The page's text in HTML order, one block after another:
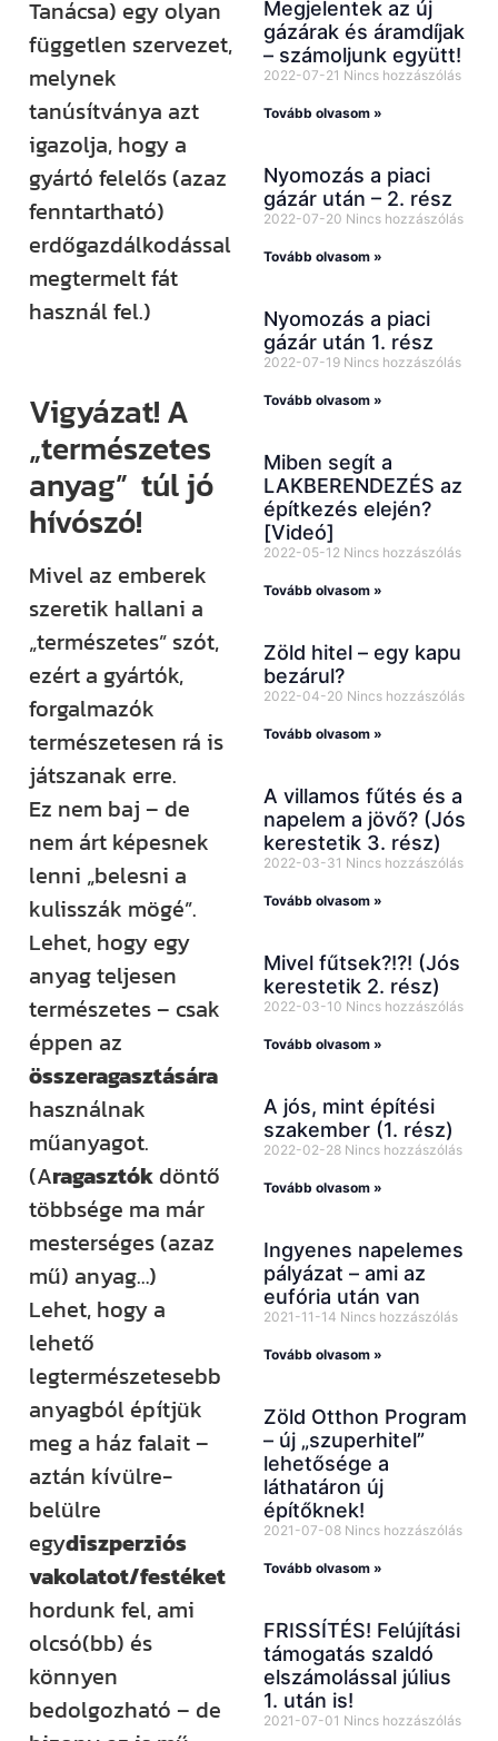
Tanácsa) egy olyan
független szervezet,
melynek
tanúsítványa azt
igazolja, hogy a
gyártó felelős (azaz
fenntartható)
erdőgazdálkodással
megtermelt fát
használ fel.)
Vigyázat! A
„természetes
anyag” túl jó
hívószó!
Mivel az emberek
szeretik hallani a
„természetes” szót,
ezért a gyártók,
forgalmazók
természetesen rá is
játszanak erre.
Ez nem baj – de
nem árt képesnek
lenni „belesni a
kulisszák mögé”.
Lehet, hogy egy
anyag teljesen
természetes – csak
éppen az
összeragasztására
használnak
műanyagot.
(Aragasztókdöntő
többsége ma már
mesterséges (azaz
mű) anyag…)
Lehet, hogy a
lehető
legtermészetesebb
anyagból építjük
meg a ház falait –
aztán kívülre-
belülre
egydiszperziós
vakolatot/festéket
hordunk fel, ami
olcsó(bb) és
könnyen
bedolgozható – de
Megjelentek az új
gázárak és áramdíjak
– számoljunk együtt!
2022-07-21 Nincs hozzászólás
Tovább olvasom »
Nyomozás a piaci
gázár után – 2. rész
2022-07-20 Nincs hozzászólás
Tovább olvasom »
Nyomozás a piaci
gázár után 1. rész
2022-07-19 Nincs hozzászólás
Tovább olvasom »
Miben segít a
LAKBERENDEZÉS az
építkezés elején?
[Videó]
2022-05-12 Nincs hozzászólás
Tovább olvasom »
Zöld hitel – egy kapu
bezárul?
2022-04-20 Nincs hozzászólás
Tovább olvasom »
A villamos fűtés és a
napelem a jövő? (Jós
kerestetik 3. rész)
2022-03-31 Nincs hozzászólás
Tovább olvasom »
Mivel fűtsek?!?! (Jós
kerestetik 2. rész)
2022-03-10 Nincs hozzászólás
Tovább olvasom »
A jós, mint építési
szakember (1. rész)
2022-02-28 Nincs hozzászólás
Tovább olvasom »
Ingyenes napelemes
pályázat – ami az
eufória után van
2021-11-14 Nincs hozzászólás
Tovább olvasom »
Zöld Otthon Program
– új „szuperhitel”
lehetősége a
láthatáron új
építőknek!
2021-07-08 Nincs hozzászólás
Tovább olvasom »
FRISSÍTÉS! Felújítási
támogatás szaldó
elszámolással július
1. után is!
2021-07-01 Nincs hozzászólás